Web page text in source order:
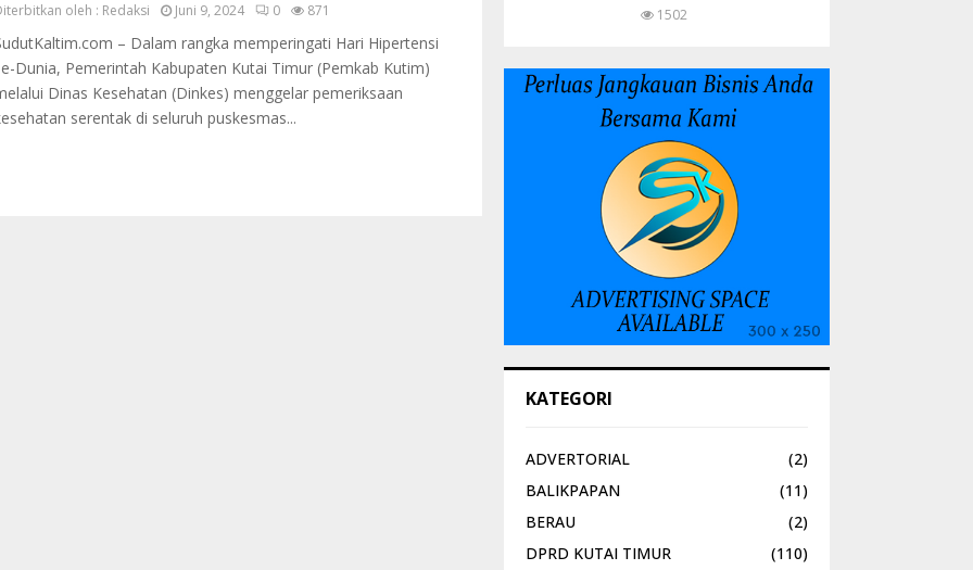
oleh : Redaksi Juni 9, 2024 0 871
– Dalam rangka memperingati Hari Hipertensi
Dunia, Pemerintah Kabupaten Kutai Timur (Pemkab Kutim)
Dinas Kesehatan (Dinkes) menggelar pemeriksaan
serentak di seluruh puskesmas...
1502
KATEGORI
ADVERTORIAL
(2)
BALIKPAPAN
(11)
BERAU
(2)
DPRD KUTAI TIMUR
(110)